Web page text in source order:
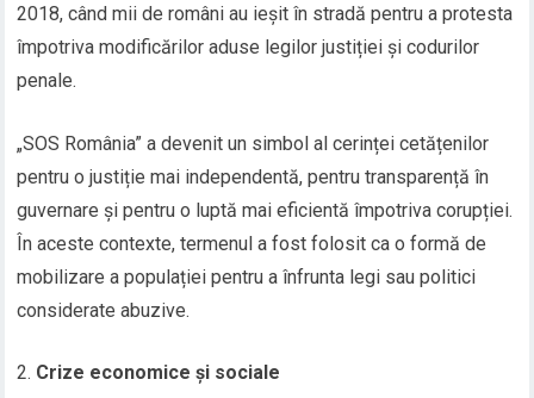
2018, când mii de români au ieșit în stradă pentru a protesta
împotriva modificărilor aduse legilor justiției și codurilor
penale.
„SOS România” a devenit un simbol al cerinței cetățenilor
pentru o justiție mai independentă, pentru transparență în
guvernare și pentru o luptă mai eficientă împotriva corupției.
În aceste contexte, termenul a fost folosit ca o formă de
mobilizare a populației pentru a înfrunta legi sau politici
considerate abuzive.
Crize economice și sociale